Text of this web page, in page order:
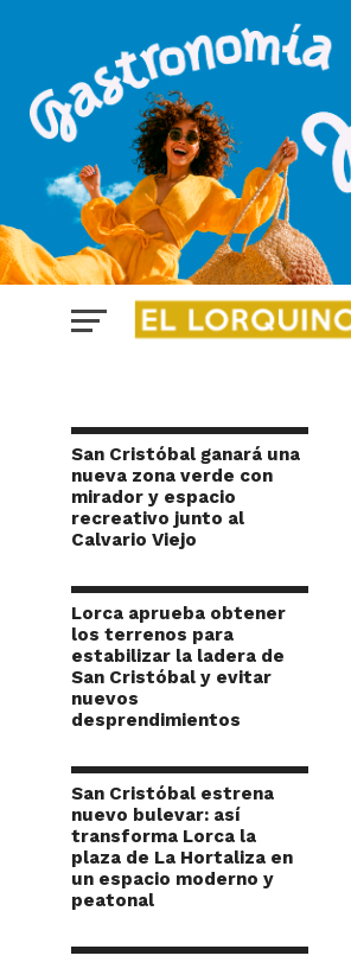
San Cristóbal ganará una
nueva zona verde con
mirador y espacio
recreativo junto al
Calvario Viejo
Lorca aprueba obtener
los terrenos para
estabilizar la ladera de
San Cristóbal y evitar
nuevos
desprendimientos
San Cristóbal estrena
nuevo bulevar: así
transforma Lorca la
plaza de La Hortaliza en
un espacio moderno y
peatonal